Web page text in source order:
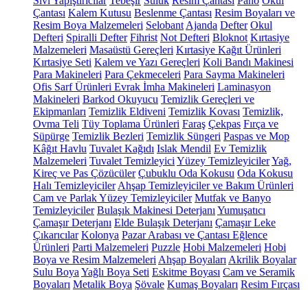
Çantası Kalem Kutusu Beslenme Çantası Resim Boyaları ve
Resim Boya Malzemeleri Selobant Ajanda Defter Okul
Defteri Spiralli Defter Fihrist Not Defteri Bloknot Kırtasiye
Malzemeleri Masaüstü Gereçleri Kırtasiye Kağıt Ürünleri
Kırtasiye Seti Kalem ve Yazı Gereçleri Koli Bandı Makinesi
Para Makineleri Para Çekmeceleri Para Sayma Makineleri
Ofis Sarf Ürünleri Evrak İmha Makineleri Laminasyon
Makineleri Barkod Okuyucu Temizlik Gereçleri ve
Ekipmanları Temizlik Eldiveni Temizlik Kovası Temizlik,
Ovma Teli Tüy Toplama Ürünleri Faraş Çekpas Fırça ve
Süpürge Temizlik Bezleri Temizlik Süngeri Paspas ve Mop
Kâğıt Havlu Tuvalet Kağıdı Islak Mendil Ev Temizlik
Malzemeleri Tuvalet Temizleyici Yüzey TemizleyicilerYağ,
Kireç ve Pas Çözücüler Çubuklu Oda Kokusu Oda Kokusu
Halı Temizleyiciler Ahşap Temizleyiciler ve Bakım Ürünleri
Cam ve Parlak Yüzey Temizleyiciler Mutfak ve Banyo
Temizleyiciler Bulaşık Makinesi Deterjanı Yumuşatıcı
Çamaşır Deterjanı Elde Bulaşık Deterjanı Çamaşır Leke
Çıkarıcılar Kolonya Pazar Arabası ve Çantası Eğlence
Ürünleri Parti Malzemeleri Puzzle Hobi Malzemeleri Hobi
Boya ve Resim Malzemeleri Ahşap Boyaları Akrilik Boyalar
Sulu Boya Yağlı Boya Seti Eskitme Boyası Cam ve Seramik
Boyaları Metalik Boya Şövale Kumaş Boyaları Resim Fırçası